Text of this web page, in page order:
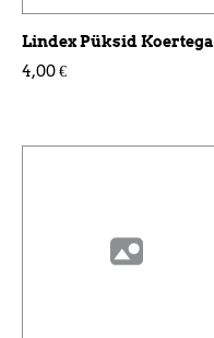
Lindex Püksid Koertega
4,00 €